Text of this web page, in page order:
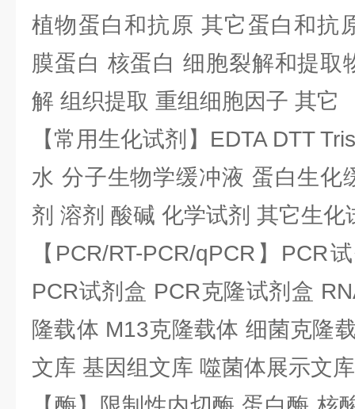
植物蛋白和抗原 其它蛋白和抗
膜蛋白 核蛋白 细胞裂解和提取
解 组织提取 重组细胞因子 其它
【常用生化试剂】EDTA DTT
水 分子生物学缓冲液 蛋白生化
剂 溶剂 酸碱 化学试剂 其它生化
【PCR/RT-PCR/qPCR】PCR
PCR试剂盒 PCR克隆试剂盒
隆载体 M13克隆载体 细菌克隆
文库 基因组文库 噬菌体展示文库